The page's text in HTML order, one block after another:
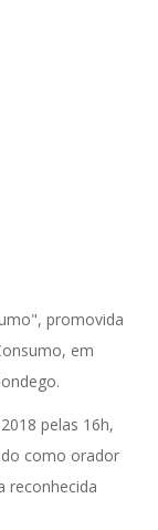
promovida
em
pelas 16h,
como orador
reconhecida